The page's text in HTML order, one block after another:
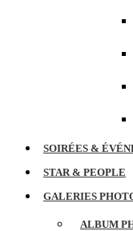
SOIRÉES &
STAR & PEOPLE
GALERIES
ALBUM